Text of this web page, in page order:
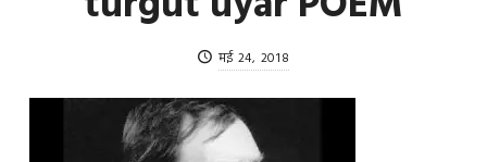
मई 24, 2018